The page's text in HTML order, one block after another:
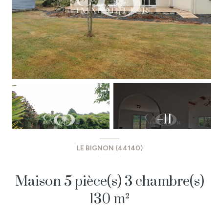
+11
LE BIGNON (44140)
Maison 5 pièce(s) 3 chambre(s)
130 m²